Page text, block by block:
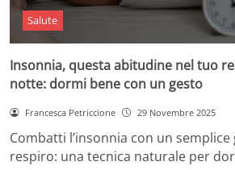
Salute
Insonnia, questa abitudine nel tuo
notte: dormi bene con un gesto
Francesca Petriccione 29 Novembre 2025
Combatti l’insonnia con un
respiro: una tecnica naturale per